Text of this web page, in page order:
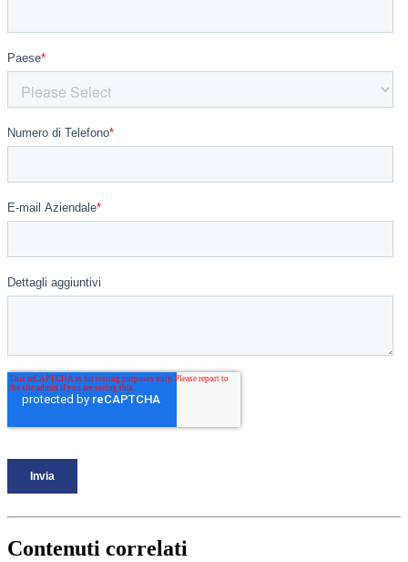
Contenuti correlati